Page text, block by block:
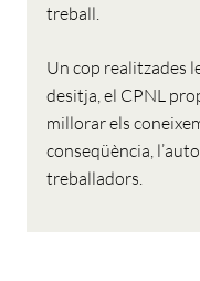
treball.
Un cop realitzades
desitja, el CPNL
millorar els
conseqüència,
treballadors.